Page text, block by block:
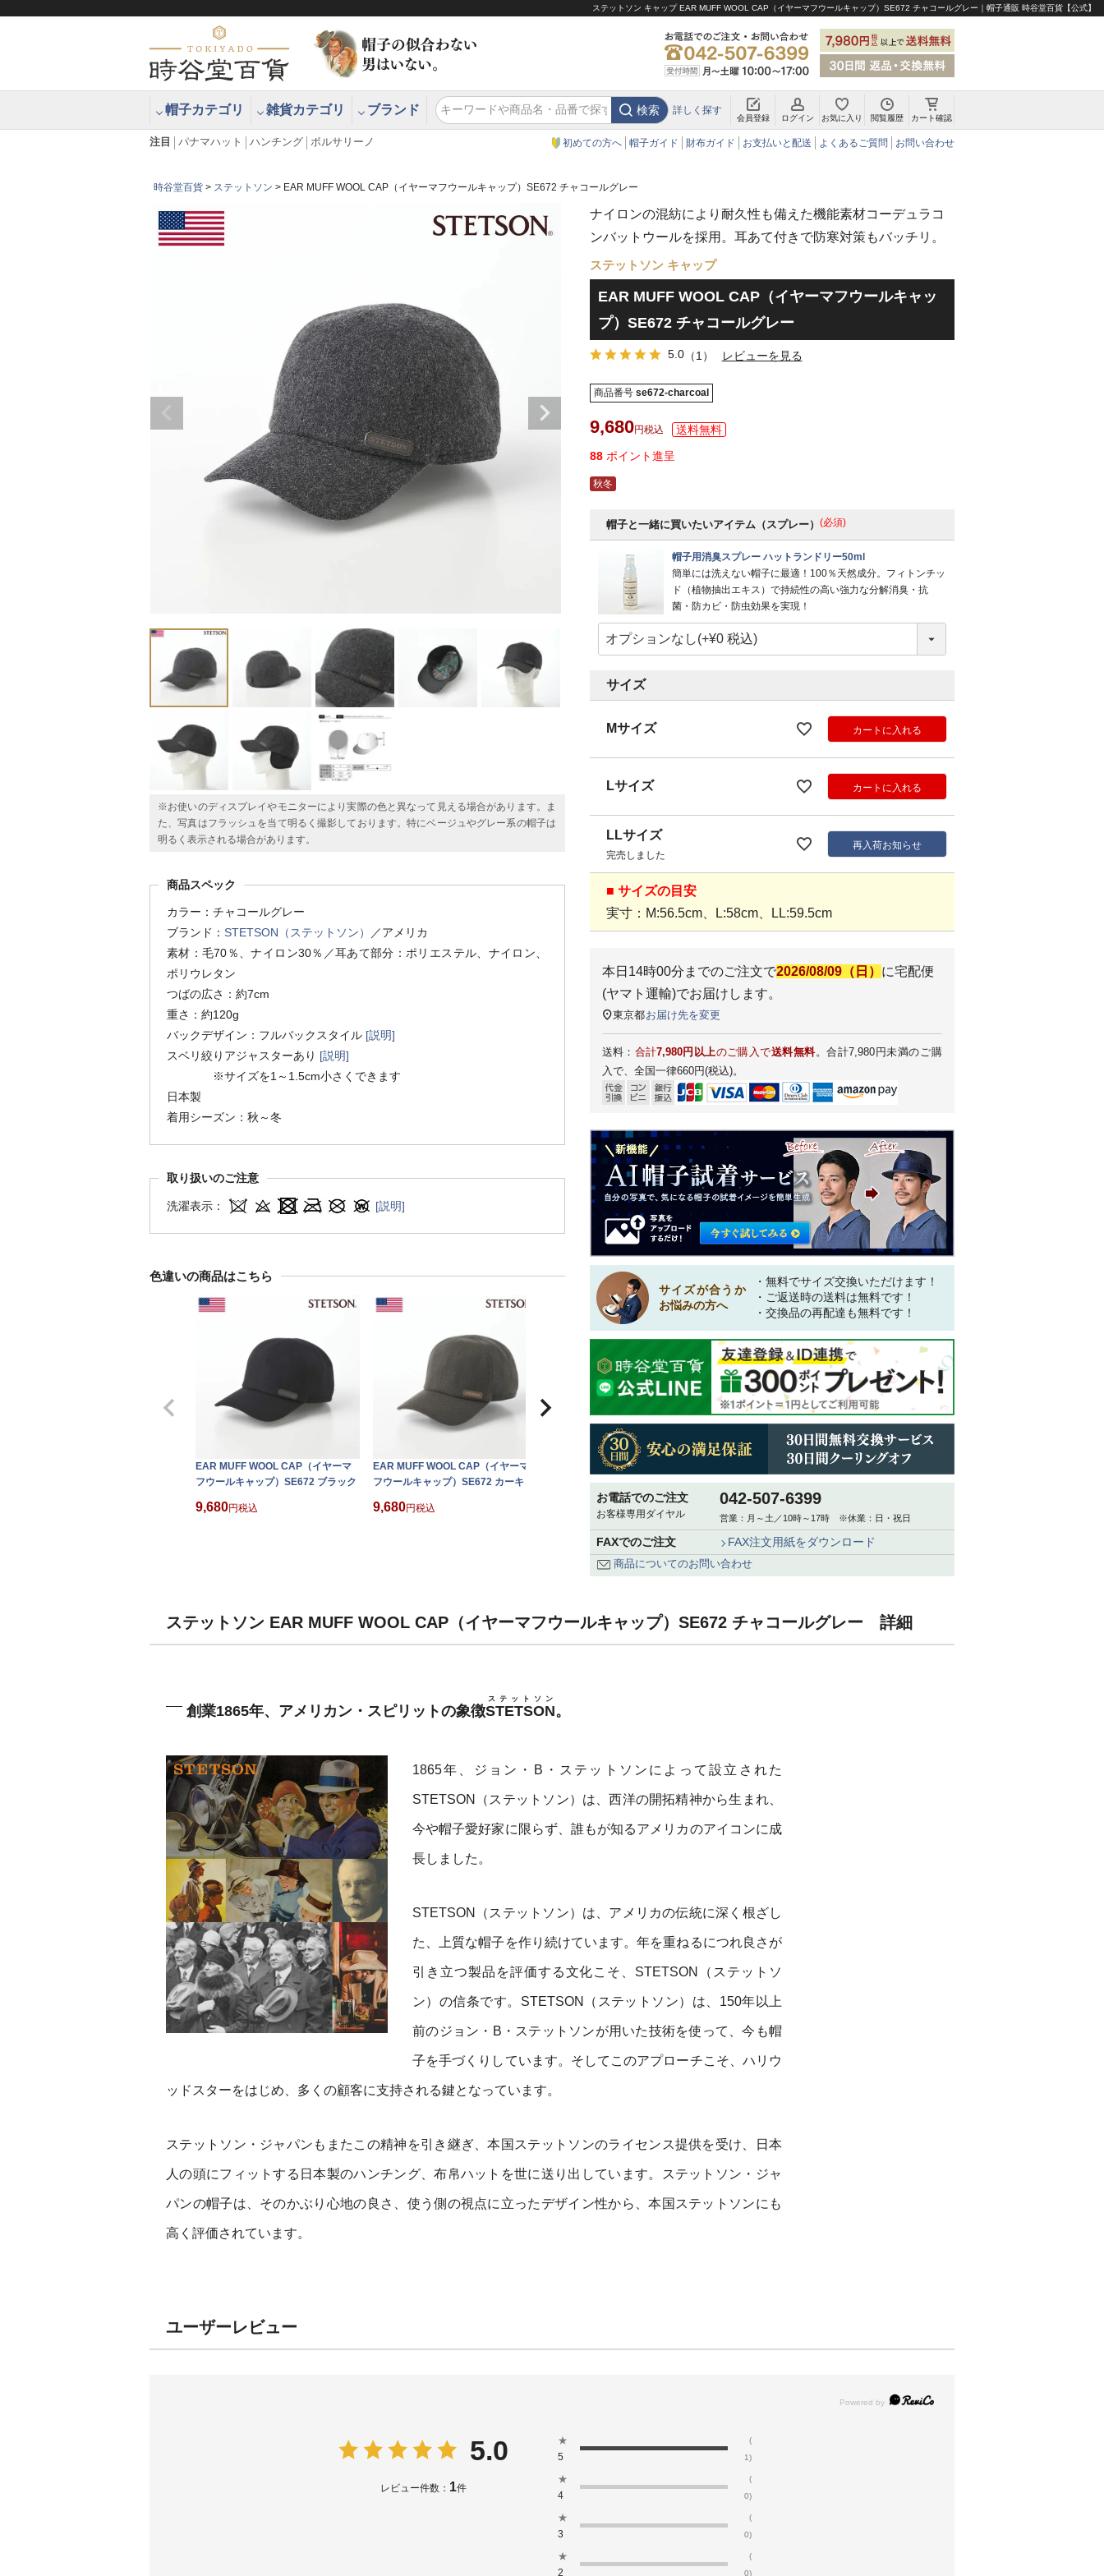
ステットソン キャップ EAR MUFF WOOL CAP（イヤーマフウールキャップ）SE672 チャコールグレー｜帽子通販 時谷堂百貨【公式】
帽子カテゴリ 雑貨カテゴリ ブランド 検索 詳しく探す
会員登録 ログイン お気に入り 閲覧履歴 カート確認
注目 パナマハット ハンチング ボルサリーノ 初めての方へ 帽子ガイド 財布ガイド お支払いと配送 よくあるご質問 お問い合わせ
時谷堂百貨 ステットソン EAR MUFF WOOL CAP（イヤーマフウールキャップ）SE672 チャコールグレー
※お使いのディスプレイやモニターにより実際の色と異なって見える場合があります。ま
た、写真はフラッシュを当て明るく撮影しております。特にベージュやグレー系の帽子は
明るく表示される場合があります。
商品スペック
カラー：チャコールグレー
ブランド： STETSON（ステットソン）
／アメリカ
素材：毛70％、ナイロン30％／耳あて部分：ポリエステル、ナイロン、
ポリウレタン
つばの広さ：約7cm
重さ：約120g
バックデザイン：フルバックスタイル [説明]
スベリ絞りアジャスターあり [説明]
※サイズを1～1.5cm小さくできます
日本製
着用シーズン：秋～冬
取り扱いのご注意
洗濯表示： [説明]
色違いの商品はこちら
EAR MUFF WOOL CAP（イヤーマ
フウールキャップ）SE672 ブラック
9,680 税込
EAR MUFF WOOL CAP（イヤーマ
フウールキャップ）SE672 カーキ
9,680 税込
ナイロンの混紡により耐久性も備えた機能素材コーデュラコ
ンバットウールを採用。耳あて付きで防寒対策もバッチリ。
ステットソン キャップ
EAR MUFF WOOL CAP（イヤーマフウールキャッ
プ）SE672 チャコールグレー
5.0（1） レビューを見る
商品番号 se672-charcoal
9,680 税込
88 ポイント進呈
秋冬
帽子と一緒に買いたいアイテム（スプレー） (必須)
帽子用消臭スプレー ハットランドリー50ml
簡単には洗えない帽子に最適！100％天然成分。フィトンチッ
ド（植物抽出エキス）で持続性の高い強力な分解消臭・抗
菌・防カビ・防虫効果を実現！
サイズ
Mサイズ カートに入れる
Lサイズ カートに入れる
LLサイズ
完売しました
再入荷お知らせ
■ サイズの目安
実寸：M:56.5cm、L:58cm、LL:59.5cm
本日 14時00分 までのご注文で2026/08/09（日） に宅配便
(ヤマト運輸)でお届けします。
東京都お届け先を変更
送料： 合計7,980円以上のご購入で送料無料。合計7,980円未満のご購
入で、全国一律660円(税込)。
サイズが合うか
お悩みの方へ
・無料でサイズ交換いただけます！
・ご返送時の送料は無料です！
・交換品の再配達も無料です！
お電話でのご注文
お客様専用ダイヤル
042-507-6399
営業：月～土／10時～17時 ※休業：日・祝日
FAXでのご注文 FAX注文用紙をダウンロード
商品についてのお問い合わせ
ステットソン EAR MUFF WOOL CAP（イヤーマフウールキャップ）SE672 チャコールグレー 詳細
創業1865年、アメリカン・スピリットの象徴STETSON
ステットソン
。
1865年、ジョン・B・ステットソンによって設立された
STETSON（ステットソン）は、西洋の開拓精神から生まれ、
今や帽子愛好家に限らず、誰もが知るアメリカのアイコンに成
長しました。
STETSON（ステットソン）は、アメリカの伝統に深く根ざし
た、上質な帽子を作り続けています。年を重ねるにつれ良さが
引き立つ製品を評価する文化こそ、STETSON（ステットソ
ン）の信条です。STETSON（ステットソン）は、150年以上
前のジョン・B・ステットソンが用いた技術を使って、今も帽
子を手づくりしています。そしてこのアプローチこそ、ハリウ
ッドスターをはじめ、多くの顧客に支持される鍵となっています。
ステットソン・ジャパンもまたこの精神を引き継ぎ、本国ステットソンのライセンス提供を受け、日本
人の頭にフィットする日本製のハンチング、布帛ハットを世に送り出しています。ステットソン・ジャ
パンの帽子は、そのかぶり心地の良さ、使う側の視点に立ったデザイン性から、本国ステットソンにも
高く評価されています。
ユーザーレビュー
5.0
レビュー件数： 1件
★
5
(
1)
★
4
(
0)
★
3
(
0)
★
2
(
0)